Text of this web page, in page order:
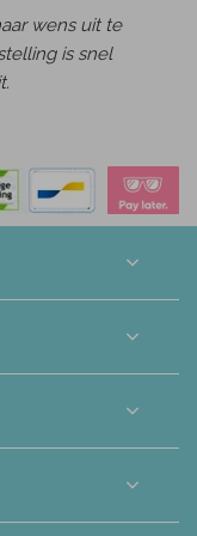
wens uit te
is snel